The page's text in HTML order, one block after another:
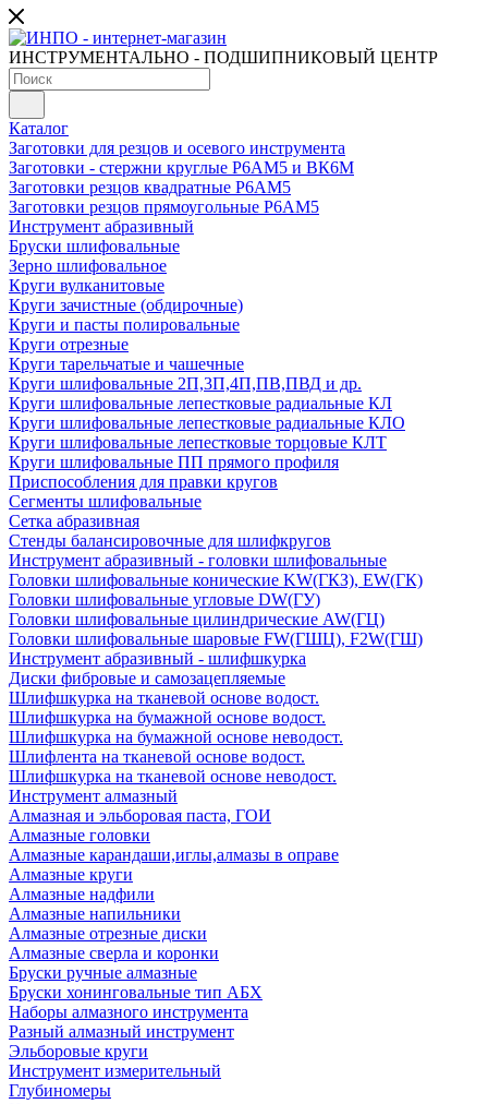
ИНСТРУМЕНТАЛЬНО - ПОДШИПНИКОВЫЙ ЦЕНТР
Каталог
Заготовки для резцов и осевого инструмента
Заготовки - стержни круглые Р6АМ5 и ВК6М
Заготовки резцов квадратные Р6АМ5
Заготовки резцов прямоугольные Р6АМ5
Инструмент абразивный
Бруски шлифовальные
Зерно шлифовальное
Круги вулканитовые
Круги зачистные (обдирочные)
Круги и пасты полировальные
Круги отрезные
Круги тарельчатые и чашечные
Круги шлифовальные 2П,3П,4П,ПВ,ПВД и др.
Круги шлифовальные лепестковые радиальные КЛ
Круги шлифовальные лепестковые радиальные КЛО
Круги шлифовальные лепестковые торцовые КЛТ
Круги шлифовальные ПП прямого профиля
Приспособления для правки кругов
Сегменты шлифовальные
Сетка абразивная
Стенды балансировочные для шлифкругов
Инструмент абразивный - головки шлифовальные
Головки шлифовальные конические KW(ГКЗ), EW(ГК)
Головки шлифовальные угловые DW(ГУ)
Головки шлифовальные цилиндрические AW(ГЦ)
Головки шлифовальные шаровые FW(ГШЦ), F2W(ГШ)
Инструмент абразивный - шлифшкурка
Диски фибровые и самозацепляемые
Шлифшкурка на тканевой основе водост.
Шлифшкурка на бумажной основе водост.
Шлифшкурка на бумажной основе неводост.
Шлифлента на тканевой основе водост.
Шлифшкурка на тканевой основе неводост.
Инструмент алмазный
Алмазная и эльборовая паста, ГОИ
Алмазные головки
Алмазные карандаши,иглы,алмазы в оправе
Алмазные круги
Алмазные надфили
Алмазные напильники
Алмазные отрезные диски
Алмазные сверла и коронки
Бруски ручные алмазные
Бруски хонинговальные тип АБХ
Наборы алмазного инструмента
Разный алмазный инструмент
Эльборовые круги
Инструмент измерительный
Глубиномеры